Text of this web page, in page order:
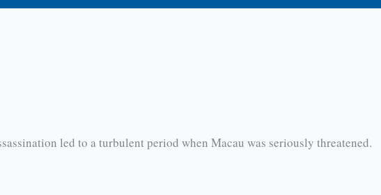
led to a turbulent period when Macau was seriously threatened.